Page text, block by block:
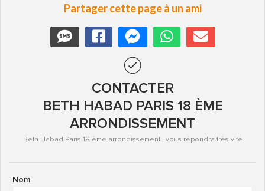
Partager cette page à un ami
CONTACTER
BETH HABAD PARIS 18 ÈME
ARRONDISSEMENT
Beth Habad Paris 18 ème arrondissement , vous répondra très vite
Nom